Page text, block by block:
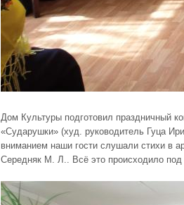
Дом Культуры подготовил праздничный
«Сударушки» (худ. руководитель Гуца
вниманием наши гости слушали стихи в
Середняк М. Л.. Всё это происходило